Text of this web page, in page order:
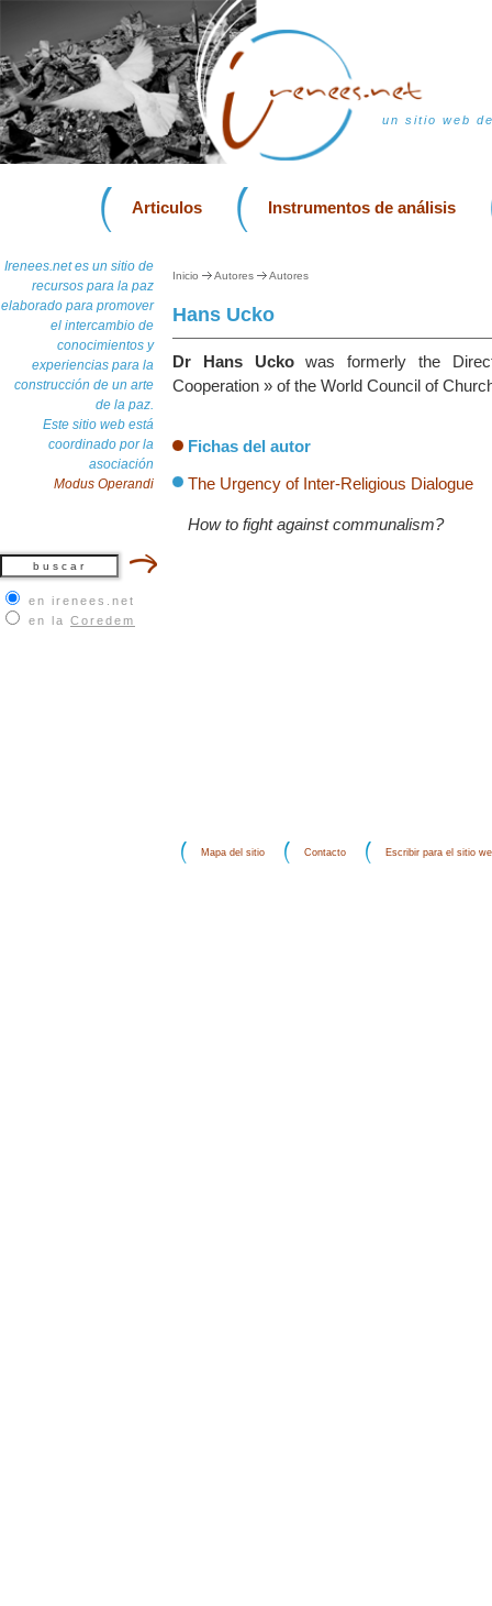
un sitio web
Articulos Instrumentos de análisis
Irenees.net es un sitio de
recursos para la paz
elaborado para promover
el intercambio de
conocimientos y
experiencias para la
construcción de un arte
de la paz.
Este sitio web está
coordinado por la
asociación
Modus Operandi
en irenees.net
en la Coredem
Inicio Autores Autores
Hans Ucko
Dr Hans Uckowas formerly the
Cooperation » of the World Council of
Fichas del autor
The Urgency of Inter-Religious Dialogue
How to fight against communalism?
Mapa del sitio Contacto Escribir para el sitio